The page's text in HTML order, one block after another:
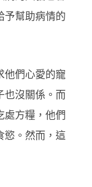
予幫助病情的
他們心愛的寵
也沒關係。而
處方糧，他們
慾。然而，這